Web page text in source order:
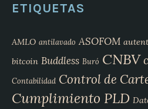
ETIQUETAS
AMLO antilavado ASOFOM
bitcoin Buddless Buró CNBV
Contabilidad Control de
Cumplimiento PLD